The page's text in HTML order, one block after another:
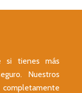
si tienes más
Nuestros